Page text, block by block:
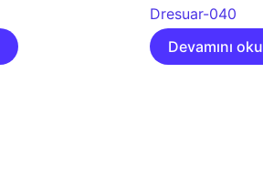
Dresuar-040
Devamını oku